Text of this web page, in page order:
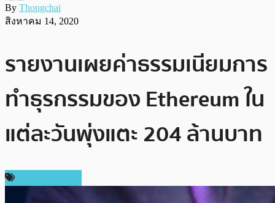
By Thongchai
สิงหาคม 14, 2020
รายงานเผยค่าธรรมเนียมการ
ทำธุรกรรมของ Ethereum ใน
แต่ละวันพุ่งแตะ 204 ล้านบาท